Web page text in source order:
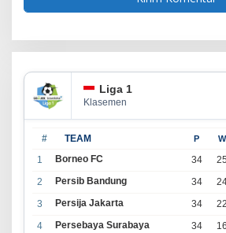
Liga 1
Klasemen
# TEAM P W
1 Borneo FC 34 25
2
Persib Bandung 34
3
Persija Jakarta 34 22
4
Persebaya Surabaya 34 16